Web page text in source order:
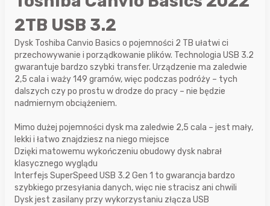
2TB USB 3.2
Dysk Toshiba Canvio Basics o pojemności 2 TB ułatwi ci
przechowywanie i porządkowanie plików. Technologia USB 3.2
gwarantuje bardzo szybki transfer. Urządzenie ma zaledwie
2,5 cala i waży 149 gramów, więc podczas podróży – tych
dalszych czy po prostu w drodze do pracy – nie będzie
nadmiernym obciążeniem.
Mimo dużej pojemności dysk ma zaledwie 2,5 cala – jest mały,
lekki i łatwo znajdziesz na niego miejsce
Dzięki matowemu wykończeniu obudowy dysk nabrał
klasycznego wyglądu
Interfejs SuperSpeed USB 3.2 Gen 1 to gwarancja bardzo
szybkiego przesyłania danych, więc nie stracisz ani chwili
Dysk jest zasilany przy wykorzystaniu złącza USB